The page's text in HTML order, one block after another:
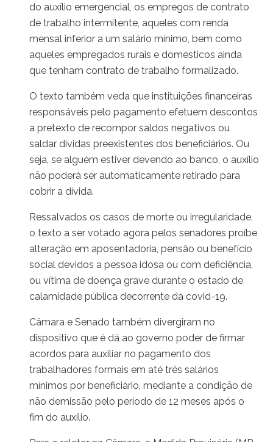
do auxílio emergencial, os empregos de contrato
de trabalho intermitente, aqueles com renda
mensal inferior a um salário mínimo, bem como
aqueles empregados rurais e domésticos ainda
que tenham contrato de trabalho formalizado.
O texto também veda que instituições financeiras
responsáveis pelo pagamento efetuem descontos
a pretexto de recompor saldos negativos ou
saldar dívidas preexistentes dos beneficiários. Ou
seja, se alguém estiver devendo ao banco, o auxílio
não poderá ser automaticamente retirado para
cobrir a dívida.
Ressalvados os casos de morte ou irregularidade,
o texto a ser votado agora pelos senadores proíbe
alteração em aposentadoria, pensão ou benefício
social devidos a pessoa idosa ou com deficiência,
ou vítima de doença grave durante o estado de
calamidade pública decorrente da covid-19.
Câmara e Senado também divergiram no
dispositivo que é dá ao governo poder de firmar
acordos para auxiliar no pagamento dos
trabalhadores formais em até três salários
mínimos por beneficiário, mediante a condição de
não demissão pelo período de 12 meses após o
fim do auxílio.